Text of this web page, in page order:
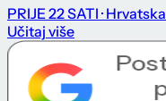
PRIJE 22 SATI · Hrvatska
Učitaj više